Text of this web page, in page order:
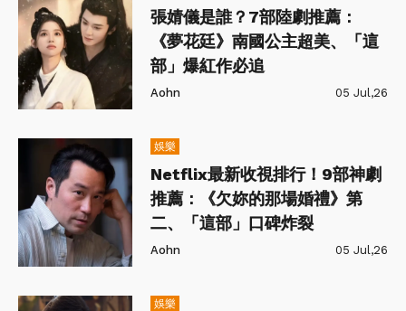
張婧儀是誰？7部陸劇推薦：
《夢花廷》南國公主超美、「這
部」爆紅作必追
Aohn 05 Jul,26
娛樂
Netflix最新收視排行！9部神劇
推薦：《欠妳的那場婚禮》第
二、「這部」口碑炸裂
Aohn 05 Jul,26
娛樂